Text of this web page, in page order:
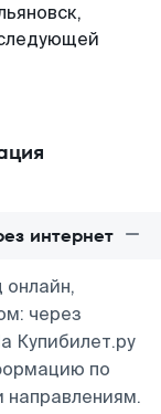
интернет
онлайн,
через
Купибилет.ру
по